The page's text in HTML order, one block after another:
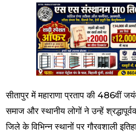
सीतापुर में महाराणा प्रताप की 486वीं
समाज और स्थानीय लोगों ने उन्हें
जिले के विभिन्न स्थानों पर गौरवशाली